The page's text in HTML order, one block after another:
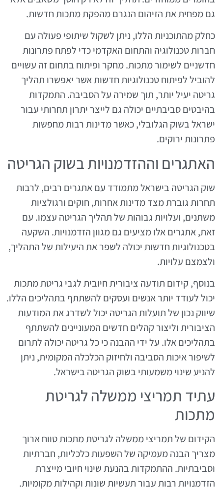
גם מפחית את הזיהום הנגרם מהפקת מתכות חדשות.
כחלק מהתוכניות הללו, ניתן לשקול שיתופי פעולה עם
חברות טכנולוגיה והתחום האקדמי כדי לפתח פתרונות
חדשניים לשימור מתכות. מחקר ופיתוח בתחום זה עשויים
להוביל לפיתוח טכנולוגיות חדשות אשר יאפשרו תהליך
גריטה יעיל יותר, תוך שמירה על הסביבה. התמקדות
בהיבטים סביבתיים יכולה גם לייצר יתרון תחרותי עבור
ישראל בשוק הגלובלי, כאשר מדינות רבות מחפשות
פתרונות ירוקים.
האתגרים וההזדמנויות בשוק הגריטה
שוק הגריטה בישראל מתמודד עם אתגרים רבים, לרבות
תחרות גוברת מצד מדינות אחרות, חוקים ורגולציות
משתנים, ועלויות גבוהות של תהליך הגריטה עצמו. עם
זאת, אתגרים אלו מציעים גם מגוון הזדמנויות. השקעה
בטכנולוגיות חדשות יכולה לשפר את היעילות של התהליך,
ולצמצם עלויות.
בנוסף, קידום תודעה ציבורית חיובית לגבי גריטת מתכות
יכול לעודד יותר אנשים ועסקים להשתתף בתהליכים הללו.
שיווק נכון של תועלות הגריטה יכול לשדרג את המודעות
הציבורית וליצור קהלים חדשים המעוניינים להשתתף
בתהליכים אלו. על ידי ההבנה כי כל גריטה יכולה לתרום
לשיפור איכות הסביבה ולחיזוק הכלכלה המקומית, ניתן
להניע שינוי משמעותי בשוק הגריטה בישראל.
עתיד תמריצי ממשלה לגריטת
מתכות
הקידום של תמריצי ממשלה לגריטת מתכות טווח ארוך
מצריך הבנה מעמיקה של השפעות כלכליות, חברתיות
וסביבתיות. ההתמקדות בהנעת שינוי חיובי מייצרת
הזדמנויות רבות עבור תעשיות שונות וקהילות מקומיות.